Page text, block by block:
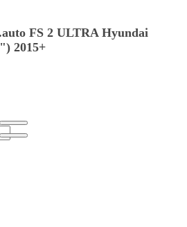
FS 2 ULTRA Hyundai
2015+